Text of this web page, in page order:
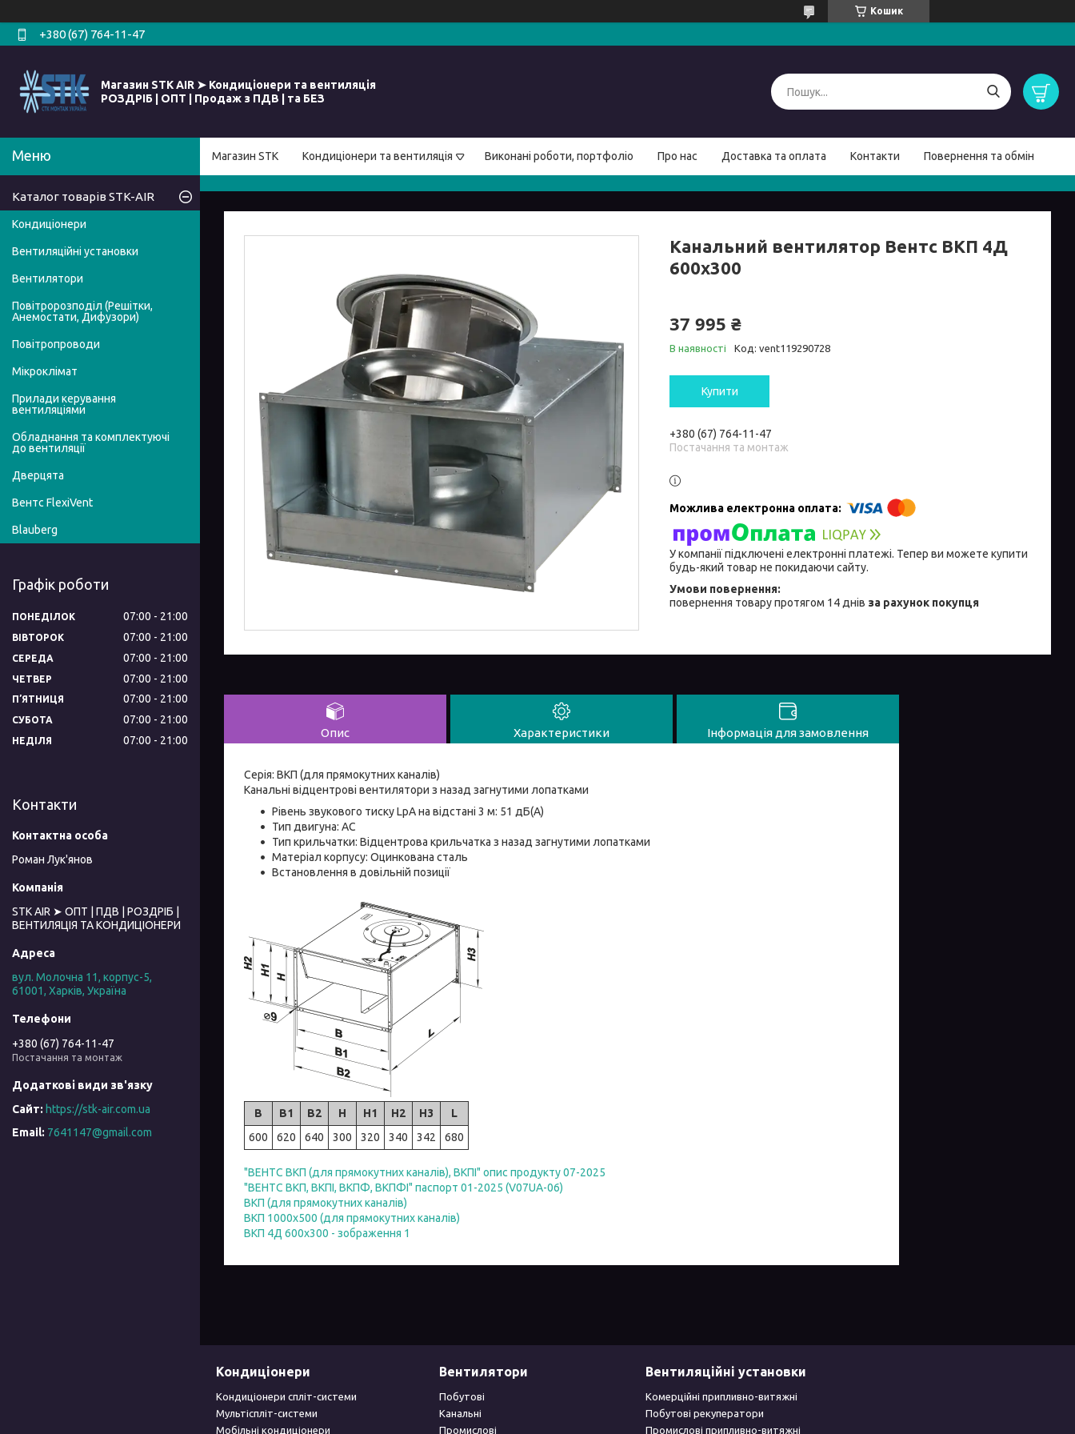
Кошик
+380 (67) 764-11-47
Магазин STK AIR ➤ Кондиціонери та вентиляція
РОЗДРІБ | ОПТ | Продаж з ПДВ | та БЕЗ
Магазин STK Кондиціонери та вентиляція Виконані роботи, портфоліо Про нас Доставка та оплата Контакти Повернення та обмін
Канальний вентилятор Вентс ВКП 4Д
600x300
37 995 ₴
В наявності Код: vent119290728
Купити
+380 (67) 764-11-47
Постачання та монтаж
У компанії підключені електронні платежі. Тепер ви можете купити
будь-який товар не покидаючи сайту.
повернення товару протягом 14 днів за рахунок покупця
Опис Характеристики Інформація для замовлення
Серія: ВКП (для прямокутних каналів)
Канальні відцентрові вентилятори з назад загнутими лопатками
Рівень звукового тиску LpA на відстані 3 м: 51 дБ(А)
Тип двигуна: AC
Тип крильчатки: Відцентрова крильчатка з назад загнутими лопатками
Матеріал корпусу: Оцинкована сталь
Встановлення в довільній позиції
B B1 B2 H H1 H2 H3
L
600
620 640 300 320 340 342 680
"ВЕНТС ВКП (для прямокутних каналів), ВКПІ" опис продукту 07-2025
"ВЕНТС ВКП, ВКПІ, ВКПФ, ВКПФІ" паспорт 01-2025 (V07UA-06)
ВКП (для прямокутних каналів)
ВКП 1000х500 (для прямокутних каналів)
ВКП 4Д 600x300 - зображення 1
Каталог товарів STK-AIR
Кондиціонери
Вентиляційні установки
Вентилятори
Повітророзподіл (Решітки,
Анемостати, Дифузори)
Повітропроводи
Мікроклімат
Прилади керування
вентиляціями
Обладнання та комплектуючі
до вентиляції
Дверцята
Вентс FlexiVent
Blauberg
Графік роботи
ПОНЕДІЛОК 07:00 21:00
ВІВТОРОК 07:00 21:00
СЕРЕДА 07:00 21:00
ЧЕТВЕР 07:00 21:00
ПʼЯТНИЦЯ 07:00 21:00
СУБОТА 07:00 21:00
НЕДІЛЯ 07:00 21:00
Контакти
Роман Лук'янов
STK AIR ➤ ОПТ | ПДВ | РОЗДРІБ |
ВЕНТИЛЯЦІЯ ТА КОНДИЦІОНЕРИ
вул. Молочна 11, корпус-5,
61001, Харків, Україна
+380 (67) 764-11-47
Постачання та монтаж
https://stk-air.com.ua
7641147@gmail.com
Кондиціонери
Кондиціонери спліт-системи
Мультіспліт-системи
Мобільні кондиціонери
Вентилятори
Побутові
Канальні
Промислові
Вентиляційні установки
Комерційні припливно-витяжні
Побутові рекуператори
Промислові припливно-витяжні